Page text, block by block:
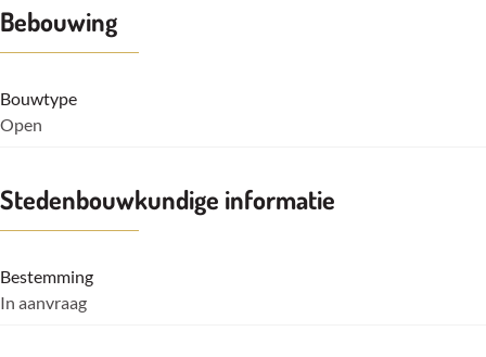
Bebouwing
Bouwtype
Open
Stedenbouwkundige informatie
Bestemming
In aanvraag